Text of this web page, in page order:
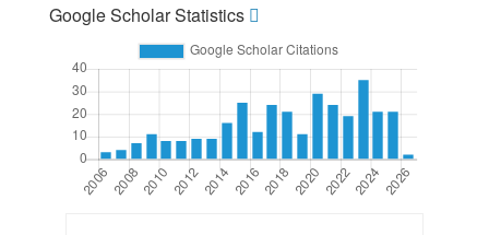
Google Scholar Statistics